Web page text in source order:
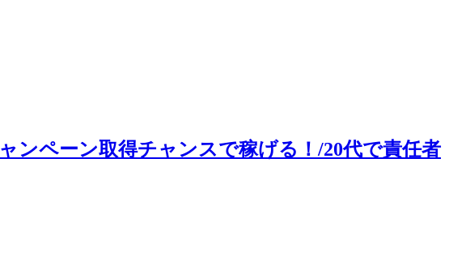
ンペーン取得チャンスで稼げる！/20代で責任者